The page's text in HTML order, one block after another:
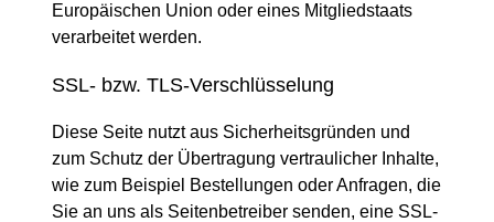
Europäischen Union oder eines Mitgliedstaats
verarbeitet werden.
SSL- bzw. TLS-Verschlüsselung
Diese Seite nutzt aus Sicherheitsgründen und
zum Schutz der Übertragung vertraulicher Inhalte,
wie zum Beispiel Bestellungen oder Anfragen, die
Sie an uns als Seitenbetreiber senden, eine SSL-